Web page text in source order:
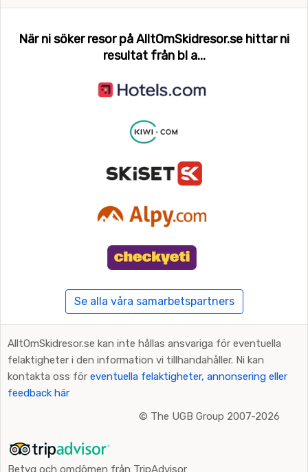
När ni söker resor på AlltOmSkidresor.se hittar ni
resultat från bl a...
Se alla våra samarbetspartners
AlltOmSkidresor.se kan inte hållas ansvariga för eventuella
felaktigheter i den information vi tillhandahåller. Ni kan
kontakta oss för eventuella felaktigheter, annonsering eller
feedback här
© The UGB Group 2007-2026